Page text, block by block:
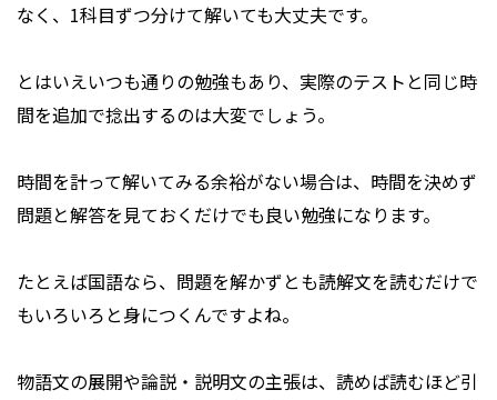
なく、1科目ずつ分けて解いても大丈夫です。
とはいえいつも通りの勉強もあり、実際のテストと同じ時
間を追加で捻出するのは大変でしょう。
時間を計って解いてみる余裕がない場合は、時間を決めず
問題と解答を見ておくだけでも良い勉強になります。
たとえば国語なら、問題を解かずとも読解文を読むだけで
もいろいろと身につくんですよね。
物語文の展開や論説・説明文の主張は、読めば読むほど引